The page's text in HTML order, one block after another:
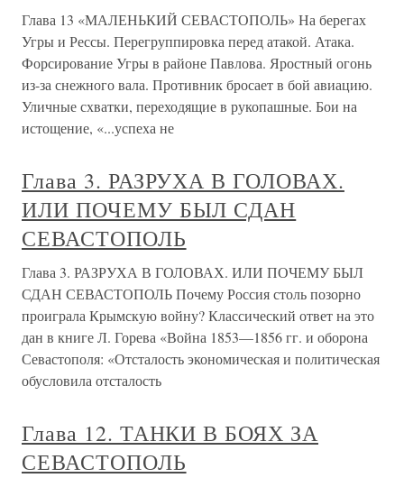
Глава 13 «МАЛЕНЬКИЙ СЕВАСТОПОЛЬ» На берегах
Угры и Рессы. Перегруппировка перед атакой. Атака.
Форсирование Угры в районе Павлова. Яростный огонь
из-за снежного вала. Противник бросает в бой авиацию.
Уличные схватки, переходящие в рукопашные. Бои на
истощение, «...успеха не
Глава 3. РАЗРУХА В ГОЛОВАХ.
ИЛИ ПОЧЕМУ БЫЛ СДАН
СЕВАСТОПОЛЬ
Глава 3. РАЗРУХА В ГОЛОВАХ. ИЛИ ПОЧЕМУ БЫЛ
СДАН СЕВАСТОПОЛЬ Почему Россия столь позорно
проиграла Крымскую войну? Классический ответ на это
дан в книге Л. Горева «Война 1853—1856 гг. и оборона
Севастополя: «Отсталость экономическая и политическая
обусловила отсталость
Глава 12. ТАНКИ В БОЯХ ЗА
СЕВАСТОПОЛЬ